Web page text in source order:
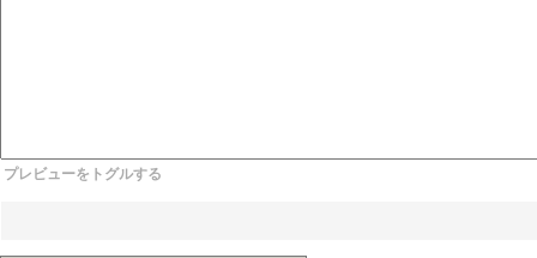
プレビューをトグルする